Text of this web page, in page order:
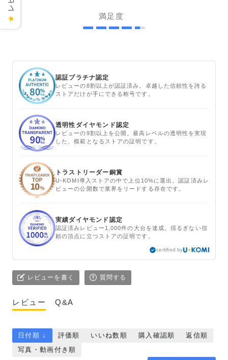
満足度
認証プラチナ認定
レビューの8割以上が認証済み。卓越した信頼性を誇る
ストアだけが手にできる称号です。
透明性ダイヤモンド認定
レビューの9割以上を公開。最高レベルの透明性を実現
した、模範となるストアの証明です。
トラストリーダー銅賞
U-KOMI導入ストアの中で上位10%に選出。認証済みレ
ビューの公開数で業界をリードする存在です。
実績ダイヤモンド認定
認証済みレビュー1,000件の大台を達成。揺るぎない信
頼の頂点に立つストアの証明です。
certified by
レビューを書く 質問する
レビュー Q&A
日付順 ↓ 評価順 いいね数順 購入確認順
返信順
写真・動画付き順
★